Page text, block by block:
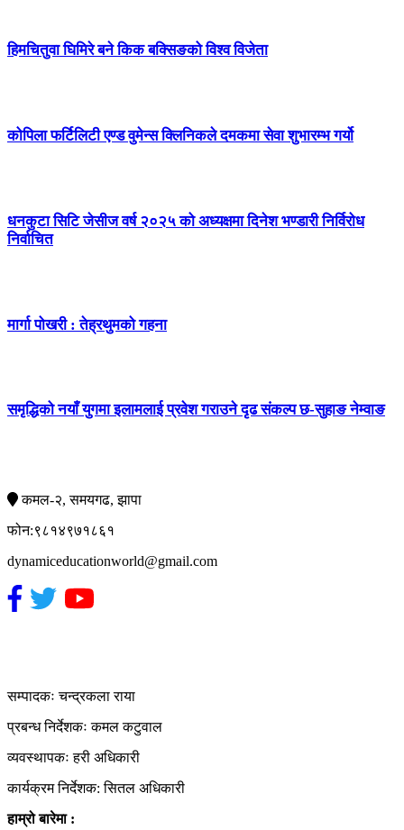
हिमचितुवा घिमिरे बने किक बक्सिङको विश्व विजेता
कोपिला फर्टिलिटी एण्ड वुमेन्स क्लिनिकले दमकमा सेवा शुभारम्भ गर्यो
धनकुटा सिटि जेसीज वर्ष २०२५ को अध्यक्षमा दिनेश भण्डारी निर्विरोध
निर्वाचित
मार्गा पोखरी : तेह्रथुमको गहना
समृद्धिको नयाँ युगमा इलामलाई प्रवेश गराउने दृढ संकल्प छ-सुहाङ नेम्वाङ
कमल-२, समयगढ, झापा
फोन:९८१४९७१८६१
dynamiceducationworld@gmail.com
सम्पादकः चन्द्रकला राया
प्रबन्ध निर्देशकः कमल कटुवाल
व्यवस्थापकः हरी अधिकारी
कार्यक्रम निर्देशक: सितल अधिकारी
हाम्रो बारेमा :